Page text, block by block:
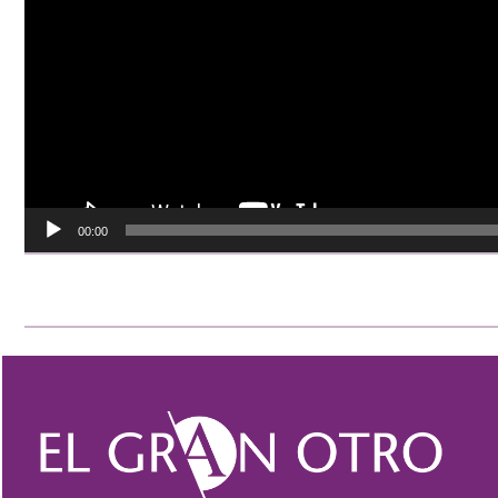
00:00